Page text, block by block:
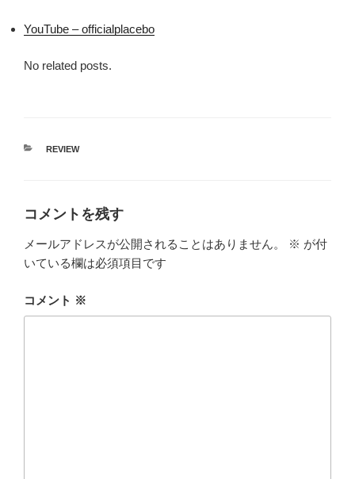
YouTube – officialplacebo
No related posts.
カ
REVIEW
コメントを残す
メールアドレスが公開されることはありません。 ※ が付
いている欄は必須項目です
コメント ※